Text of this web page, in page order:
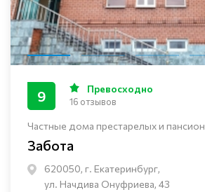
Частные дома престарелых и
Забота
620050, г. Екатеринбург,
ул. Начдива Онуфриева, 43
9 Превосходно
16 отзывов